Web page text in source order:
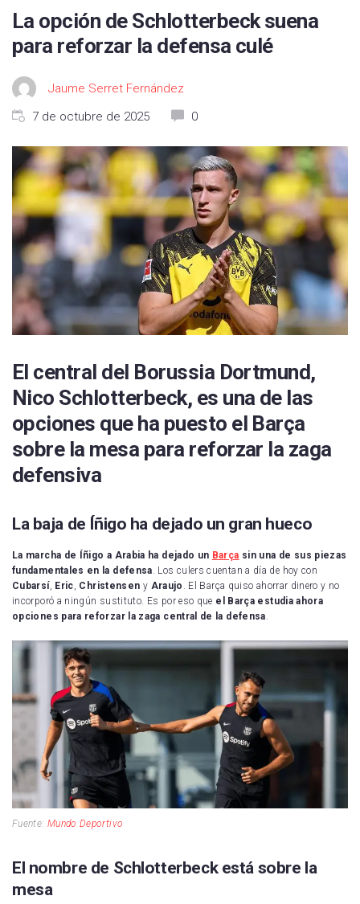
La opción de Schlotterbeck suena
para reforzar la defensa culé
Jaume Serret Fernández
7 de octubre de 2025
0
El central del Borussia Dortmund,
Nico Schlotterbeck, es una de las
opciones que ha puesto el Barça
sobre la mesa para reforzar la zaga
defensiva
La baja de Íñigo ha dejado un gran hueco
La marcha de Íñigo a Arabia ha dejado un Barça sin una de sus piezas
fundamentales en la defensa . Los culers cuentan a día de hoy con
Cubarsí, Eric Christensen y Araujo
. El Barça quiso ahorrar dinero y no
incorporó a ningún sustituto. Es por eso que el Barça estudia ahora
opciones para reforzar la zaga central de la defensa
Fuente: Mundo Deportivo
El nombre de Schlotterbeck está sobre la
mesa